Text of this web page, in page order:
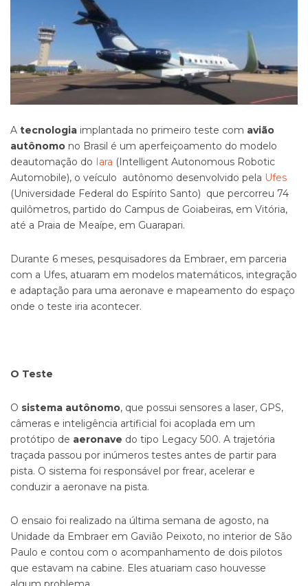
A tecnologia implantada no primeiro teste com avião
autônomo no Brasil é um aperfeiçoamento do modelo
deautomação do Iara (Intelligent Autonomous Robotic
Automobile), o veículo autônomo desenvolvido pela Ufes
(Universidade Federal do Espírito Santo) que percorreu 74
quilômetros, partido do Campus de Goiabeiras, em Vitória,
até a Praia de Meaípe, em Guarapari.
Durante 6 meses, pesquisadores da Embraer, em parceria
com a Ufes, atuaram em modelos matemáticos, integração
e adaptação para uma aeronave e mapeamento do espaço
onde o teste iria acontecer.
O Teste
O sistema autônomo, que possui sensores a laser, GPS,
câmeras e inteligência artificial foi acoplada em um
protótipo de aeronave do tipo Legacy 500. A trajetória
traçada passou por inúmeros testes antes de partir para
pista. O sistema foi responsável por frear, acelerar e
conduzir a aeronave na pista.
O ensaio foi realizado na última semana de agosto, na
Unidade da Embraer em Gavião Peixoto, no interior de São
Paulo e contou com o acompanhamento de dois pilotos
que estavam na cabine. Eles atuariam caso houvesse